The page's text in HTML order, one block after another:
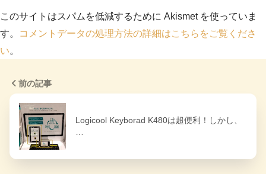
このサイトはスパムを低減するために Akismet を使っていま
す。
コメントデータの処理方法の詳細はこちらをご覧くださ
い。
前の記事
Logicool Keyborad K480は超便利！しかし、